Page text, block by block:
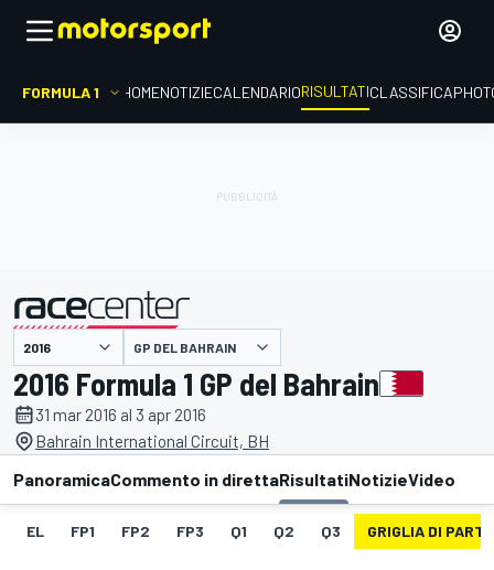
FORMULA 1 HOMENOTIZIECALENDARIORISULTATICLASSIFICA
presentato da GP DEL BAHRAIN
2016 Formula 1 GP del Bahrain
31 mar 2016 al 3 apr 2016
Bahrain International Circuit, BH
PanoramicaCommento in direttaRisultatiNotizieVideo
EL FP1 FP2 FP3 Q1 Q2 Q3 GRIGLIA DI